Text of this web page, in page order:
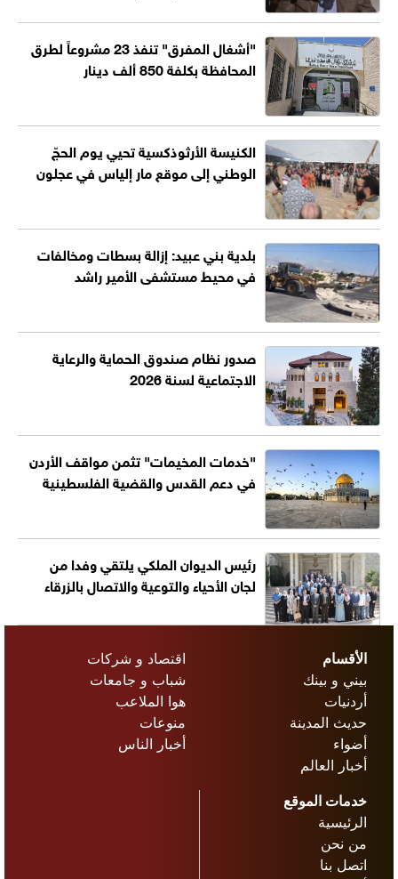
"أشغال المفرق" تنفذ 23 مشروعاً لطرق
المحافظة بكلفة 850 ألف دينار
الكنيسة الأرثوذكسية تحيي يوم الحجّ
الوطني إلى موقع مار إلياس في عجلون
بلدية بني عبيد: إزالة بسطات ومخالفات
في محيط مستشفى الأمير راشد
صدور نظام صندوق الحماية والرعاية
الاجتماعية لسنة 2026
"خدمات المخيمات" تثمن مواقف الأردن
في دعم القدس والقضية الفلسطينية
رئيس الديوان الملكي يلتقي وفدا من
لجان الأحياء والتوعية والاتصال بالزرقاء
الأقسام
بيني و بينك
أردنيات
حديث المدينة
أضواء
أخبار العالم
اقتصاد و شركات
شباب و جامعات
هوا الملاعب
منوعات
أخبار الناس
خدمات الموقع
الرئيسية
من نحن
اتصل بنا